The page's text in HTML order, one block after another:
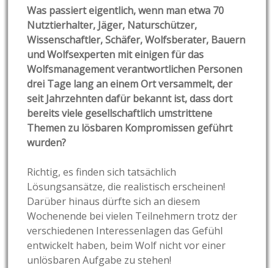
Was passiert eigentlich, wenn man etwa 70
Nutztierhalter, Jäger, Naturschützer,
Wissenschaftler, Schäfer, Wolfsberater, Bauern
und Wolfsexperten mit einigen für das
Wolfsmanagement verantwortlichen Personen
drei Tage lang an einem Ort versammelt, der
seit Jahrzehnten dafür bekannt ist, dass dort
bereits viele gesellschaftlich umstrittene
Themen zu lösbaren Kompromissen geführt
wurden?
Richtig, es finden sich tatsächlich
Lösungsansätze, die realistisch erscheinen!
Darüber hinaus dürfte sich an diesem
Wochenende bei vielen Teilnehmern trotz der
verschiedenen Interessenlagen das Gefühl
entwickelt haben, beim Wolf nicht vor einer
unlösbaren Aufgabe zu stehen!